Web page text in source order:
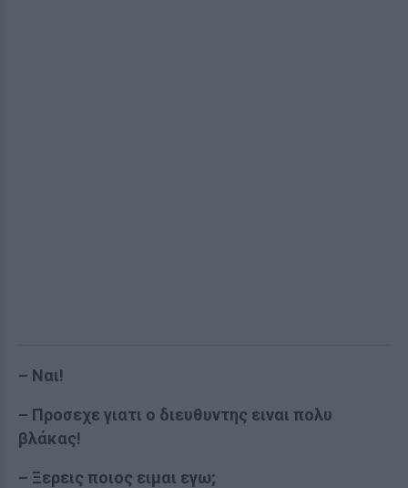
– Ναι!
– Προσεχε γιατι ο διευθυντης ειναι πολυ
βλάκας!
– Ξερεις ποιος ειμαι εγω;